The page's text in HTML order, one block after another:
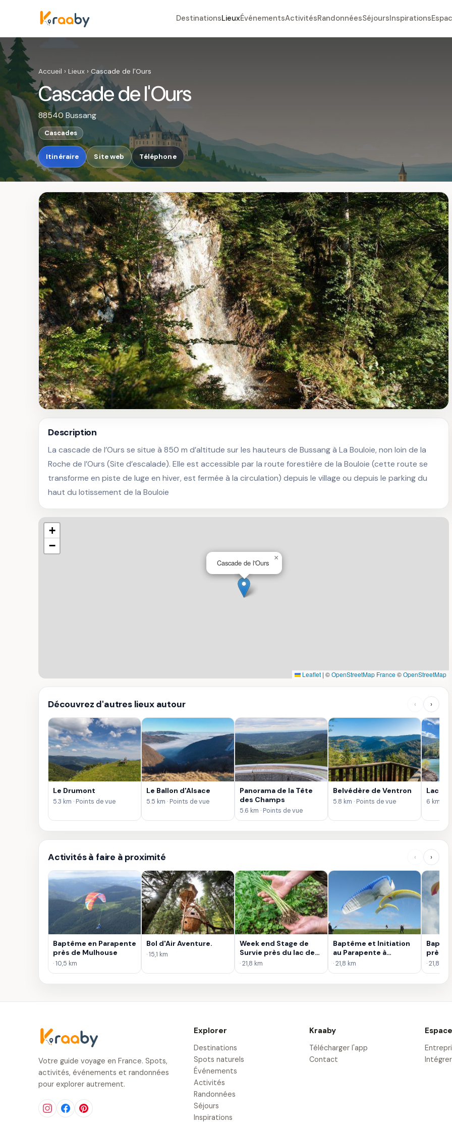
DestinationsLieuxÉvénementsActivitésRandonnéesSéjoursInspirations
Accueil › Lieux › Cascade de l'Ours
Cascade de l'Ours
88540 Bussang
Cascades
Itinéraire Site web Téléphone
Description
La cascade de l’Ours se situe à 850 m d’altitude sur les hauteurs de Bussang à La Bouloie, non loin de la
Roche de l’Ours (Site d’escalade). Elle est accessible par la route forestière de la Bouloie (cette route se
transforme en piste de luge en hiver, est fermée à la circulation) depuis le village ou depuis le parking du
haut du lotissement de la Bouloie
Cascade de l'Ours
×
+
−
Leaflet | ©OpenStreetMap France©OpenStreetMap
Découvrez d'autres lieux autour ‹ ›
Le Drumont
5.3 km · Points de vue
Le Ballon d'Alsace
5.5 km · Points de vue
Panorama de la Tête
des Champs
5.6 km · Points de vue
Belvédère de Ventron
5.8 km · Points de vue
Lac
6 km ·
Activités à faire à proximité ‹ ›
Baptême en Parapente
près de Mulhouse
· 10,5 km
Bol d'Air Aventure.
· 15,1 km
Week end Stage de
Survie près du lac de
Gérardmer
· 21,8 km
Baptême et Initiation
au Parapente à
Gérardmer
· 21,8 km
près
· 21,8 km
Votre guide voyage en France. Spots,
activités, événements et randonnées
pour explorer autrement.
Explorer
Destinations
Spots naturels
Événements
Activités
Randonnées
Séjours
Inspirations
Kraaby
Télécharger l'app
Contact